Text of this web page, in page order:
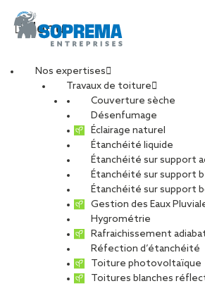
Menu
Nos expertises
Travaux de toiture
Couverture sèche
Désenfumage
Éclairage naturel
Étanchéité liquide
Étanchéité sur support
Étanchéité sur support
Étanchéité sur support
Gestion des Eaux
Hygrométrie
Rafraichissement
Réfection d’étanchéité
Toiture photovoltaïque
Toitures blanches
promenade-
PARTAGER
29 novembre 2017